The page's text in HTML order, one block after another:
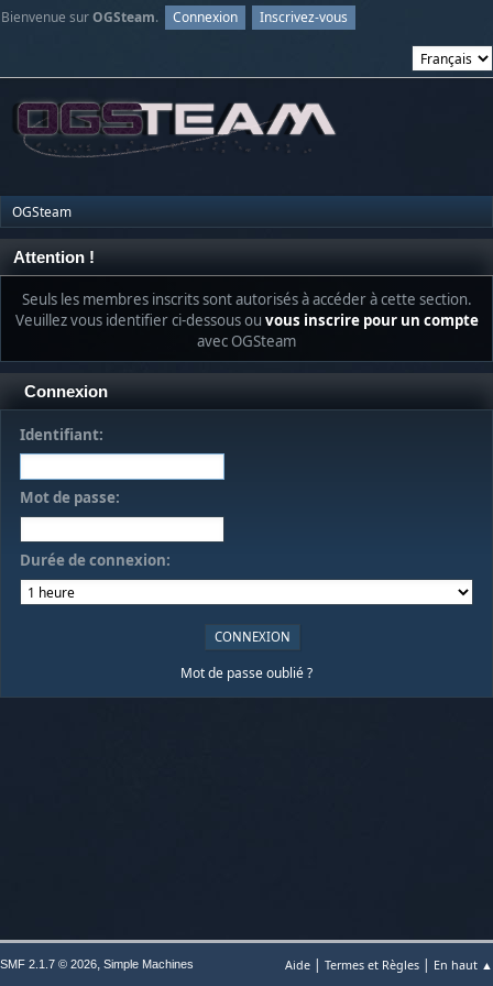
Bienvenue surOGSteam. Connexion Inscrivez-vous
OGSteam
Attention !
Seuls les membres inscrits sont autorisés à accéder à cette section.
Veuillez vous identifier ci-dessous ou vous inscrire pour un compte
avec OGSteam
Connexion
Identifiant:
Mot de passe:
Durée de connexion:
Mot de passe oublié ?
Aide | Termes et Règles | En haut ▲
SMF 2.1.7 © 2026, Simple Machines